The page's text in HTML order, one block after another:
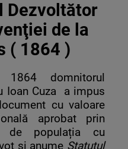
Dezvoltător
de la
( 1864 )
domnitorul
Ioan Cuza a impus
cu valoare
aprobat prin
de populația cu
și anume Statutul